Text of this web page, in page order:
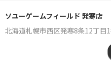
ソユーゲームフィールド 発寒店
北海道札幌市西区発寒8条12丁